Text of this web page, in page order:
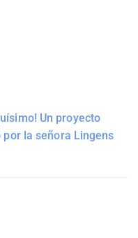
Un proyecto
la señora Lingens